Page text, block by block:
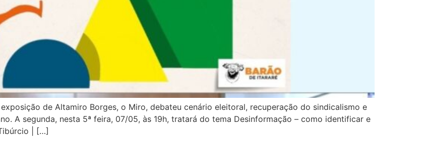
de Altamiro Borges, o Miro, debateu cenário eleitoral, recuperação do sindicalismo e
A segunda, nesta 5ª feira, 07/05, às 19h, tratará do tema Desinformação – como identificar e
| […]